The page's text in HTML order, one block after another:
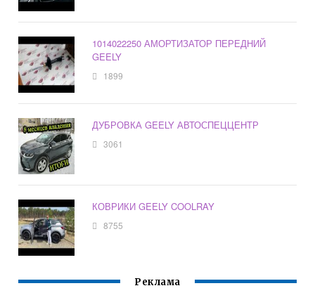
1014022250 АМОРТИЗАТОР ПЕРЕДНИЙ
GEELY
1899
ДУБРОВКА GEELY АВТОСПЕЦЦЕНТР
3061
КОВРИКИ GEELY COOLRAY
8755
Реклама